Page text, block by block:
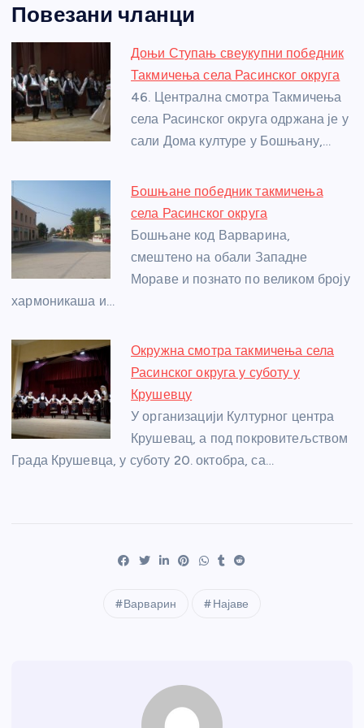
c
e
b
o
o
k
ss
e
n
g
er
itt
er
er at
s
A
p
p
a
g
e
e
st
e
Повезани чланци
Доњи Ступањ свеукупни победник
Такмичења села Расинског округа
46. Централна смотра Такмичења
села Расинског округа одржана је у
сали Дома културе у Бошњану,…
Бошњане победник такмичења
села Расинског округа
Бошњане код Варварина,
смештено на обали Западне
Мораве и познато по великом броју
хармоникаша и…
Окружна смотра такмичења села
Расинског округа у суботу у
Крушевцу
У организацији Културног центра
Крушевац, а под покровитељством
Града Крушевца, у суботу 20. октобра, са…
Варварин Најаве